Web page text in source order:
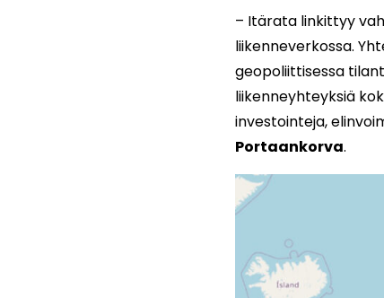
– Itärata linkittyy
liikenneverkossa.
geopoliittisessa
liikenneyhteyksiä
investointeja,
Portaankorva.